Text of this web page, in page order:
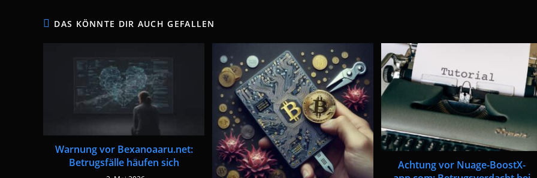
DAS KÖNNTE DIR AUCH GEFALLEN
Warnung vor Bexanoaaru.net:
Betrugsfälle häufen sich
Achtung vor Nuage-BoostX-